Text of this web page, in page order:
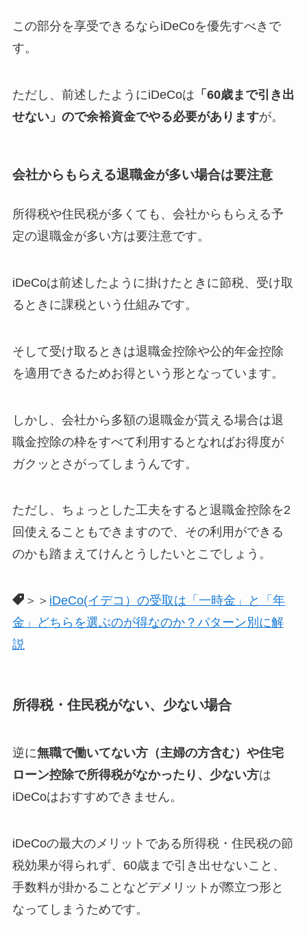
この部分を享受できるならiDeCoを優先すべきで
す。
ただし、前述したようにiDeCoは 「60歳まで引き出
せない」ので余裕資金でやる必要がありますが。
会社からもらえる退職金が多い場合は要注意
所得税や住民税が多くても、会社からもらえる予
定の退職金が多い方は要注意です。
iDeCoは前述したように掛けたときに節税、受け取
るときに課税という仕組みです。
そして受け取るときは退職金控除や公的年金控除
を適用できるためお得という形となっています。
しかし、会社から多額の退職金が貰える場合は退
職金控除の枠をすべて利用するとなればお得度が
ガクッとさがってしまうんです。
ただし、ちょっとした工夫をすると退職金控除を2
回使えることもできますので、その利用ができる
のかも踏まえてけんとうしたいとこでしょう。
＞＞ iDeCo(イデコ）の受取は「一時金」と「年
金」どちらを選ぶのが得なのか？パターン別に解
説
所得税・住民税がない、少ない場合
逆に無職で働いてない方（主婦の方含む）や住宅
ローン控除で所得税がなかったり、少ない方は
iDeCoはおすすめできません。
iDeCoの最大のメリットである所得税・住民税の節
税効果が得られず、60歳まで引き出せないこと、
手数料が掛かることなどデメリットが際立つ形と
なってしまうためです。